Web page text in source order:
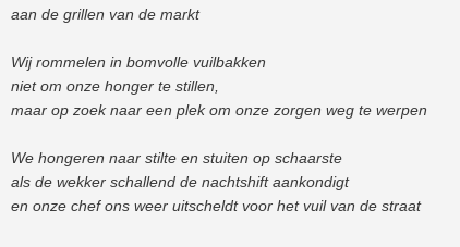
aan de grillen van de markt
Wij rommelen in bomvolle vuilbakken
niet om onze honger te stillen,
maar op zoek naar een plek om onze zorgen weg te werpen
We hongeren naar stilte en stuiten op schaarste
als de wekker schallend de nachtshift aankondigt
en onze chef ons weer uitscheldt voor het vuil van de straat